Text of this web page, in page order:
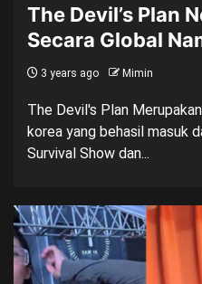
The Devil’s Plan
Secara Global
3 years ago Mimin
The Devil's Plan
korea yang behasil masuk
Survival Show dan...